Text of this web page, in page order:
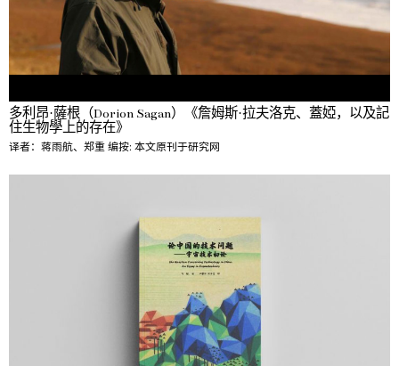
多利昂·薩根（Dorion Sagan）《詹姆斯·拉夫洛克、蓋婭，以及記
住生物學上的存在》
译者：蒋雨航、郑重 编按: 本文原刊于研究网